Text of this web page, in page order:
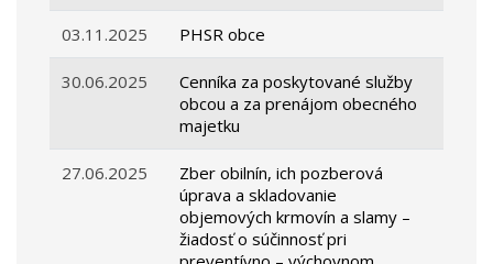
03.11.2025 PHSR obce
30.06.2025
Cenníka za poskytované služby
obcou a za prenájom obecného
majetku
27.06.2025
Zber obilnín, ich pozberová
úprava a skladovanie
objemových krmovín a slamy –
žiadosť o súčinnosť pri